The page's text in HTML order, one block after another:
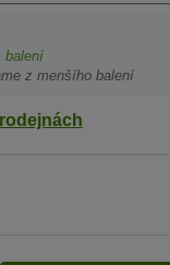
balení
z menšího balení